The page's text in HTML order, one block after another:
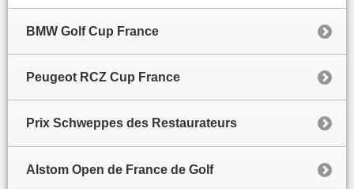
BMW Golf Cup France
Peugeot RCZ Cup France
Prix Schweppes des Restaurateurs
Alstom Open de France de Golf